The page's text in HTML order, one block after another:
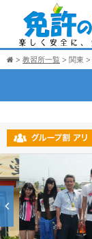
教習所一覧 関東